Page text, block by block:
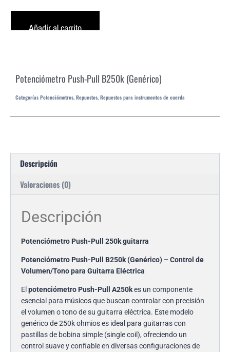
Añadir al carrito
Potenciómetro Push-Pull B250k (Genérico)
Categorías Potenciómetros, Repuestos, Repuestos para instrumentos de cuerda
Descripción
Valoraciones (0)
Descripción
Potenciómetro Push-Pull 250k guitarra
Potenciómetro Push-Pull B250k (Genérico) – Control de
Volumen/Tono para Guitarra Eléctrica
El potenciómetro Push-Pull A250kes un componente
esencial para músicos que buscan controlar con precisión
el volumen o tono de su guitarra eléctrica. Este modelo
genérico de 250k ohmios es ideal para guitarras con
pastillas de bobina simple (single coil), ofreciendo un
control suave y confiable en diversas configuraciones de